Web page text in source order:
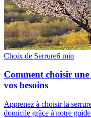
Choix de Serrure6 min
Comment choisir une
vos besoins
Apprenez à choisir la
domicile grâce à notre